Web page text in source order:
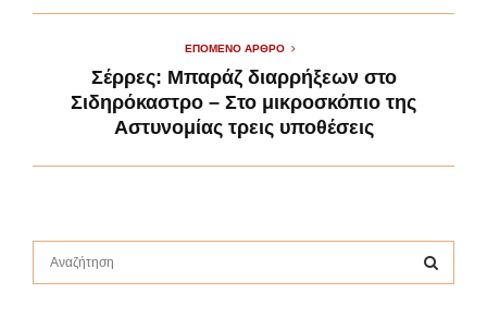
ΕΠΌΜΕΝΟ ΆΡΘΡΟ
Σέρρες: Μπαράζ διαρρήξεων στο
Σιδηρόκαστρο – Στο μικροσκόπιο της
Αστυνομίας τρεις υποθέσεις